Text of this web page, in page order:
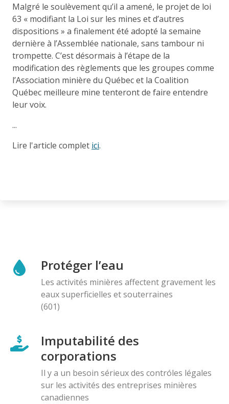
Malgré le soulèvement qu’il a amené, le projet de loi
63 « modifiant la Loi sur les mines et d’autres
dispositions » a finalement été adopté la semaine
dernière à l’Assemblée nationale, sans tambour ni
trompette. C’est désormais à l’étape de la
modification des règlements que les groupes comme
l’Association minière du Québec et la Coalition
Québec meilleure mine tenteront de faire entendre
leur voix.
...
Lire l'article complet ici.
Protéger l’eau
Les activités minières affectent gravement les
eaux superficielles et souterraines
(601)
Imputabilité des
corporations
Il y a un besoin sérieux des contróles légales
sur les activités des entreprises minières
canadiennes